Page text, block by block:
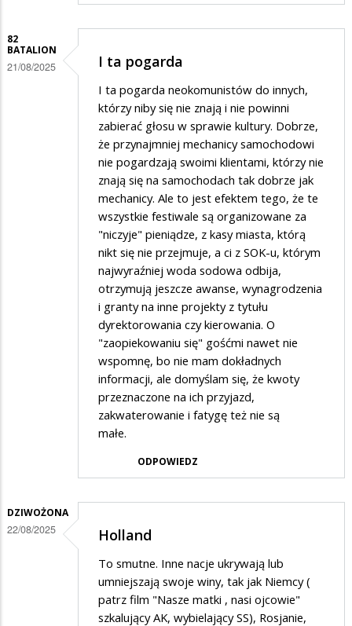
82
BATALION
21/08/2025 I ta pogarda
I ta pogarda neokomunistów do innych,
którzy niby się nie znają i nie powinni
zabierać głosu w sprawie kultury. Dobrze,
że przynajmniej mechanicy samochodowi
nie pogardzają swoimi klientami, którzy nie
znają się na samochodach tak dobrze jak
mechanicy. Ale to jest efektem tego, że te
wszystkie festiwale są organizowane za
"niczyje" pieniądze, z kasy miasta, którą
nikt się nie przejmuje, a ci z SOK-u, którym
najwyraźniej woda sodowa odbija,
otrzymują jeszcze awanse, wynagrodzenia
i granty na inne projekty z tytułu
dyrektorowania czy kierowania. O
"zaopiekowaniu się" gośćmi nawet nie
wspomnę, bo nie mam dokładnych
informacji, ale domyślam się, że kwoty
przeznaczone na ich przyjazd,
zakwaterowanie i fatygę też nie są
małe.
ODPOWIEDZ
DZIWOŻONA
22/08/2025 Holland
To smutne. Inne nacje ukrywają lub
umniejszają swoje winy, tak jak Niemcy (
patrz film "Nasze matki , nasi ojcowie"
szkalujący AK, wybielający SS), Rosjanie,